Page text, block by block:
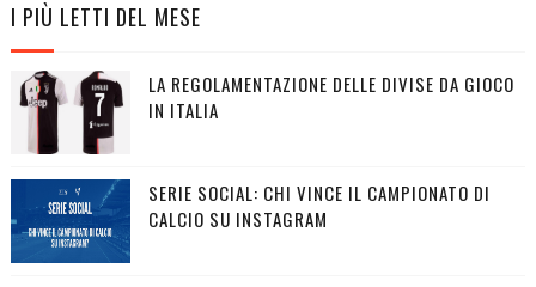
I PIÙ LETTI DEL MESE
LA REGOLAMENTAZIONE DELLE DIVISE DA GIOCO
IN ITALIA
SERIE SOCIAL: CHI VINCE IL CAMPIONATO DI
CALCIO SU INSTAGRAM